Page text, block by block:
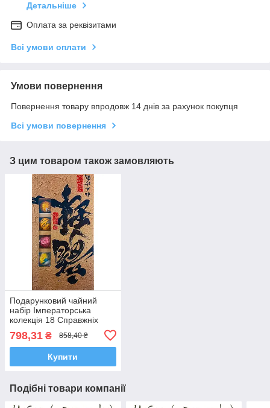
Детальніше
Оплата за реквізитами
Всі умови оплати
Умови повернення
Повернення товару впродовж 14 днів за рахунок покупця
Всі умови повернення
З цим товаром також замовляють
Подарунковий чайний
набір Імператорська
колекція 18 Справжніх
798,31 ₴ 858,40 ₴
Купити
Подібні товари компанії